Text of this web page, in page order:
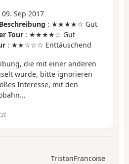
09. Sep 2017
: ★★★★☆ Gut
Tour : ★★★★☆ Gut
: ★★☆☆☆ Enttäuschend
die mit einer anderen
wurde, bitte ignorieren
Interesse, mit den
TristanFrancoise